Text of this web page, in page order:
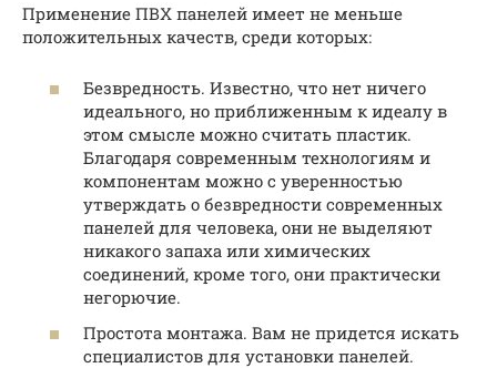
Применение ПВХ панелей имеет не меньше
положительных качеств, среди которых:
Безвредность. Известно, что нет ничего
идеального, но приближенным к идеалу в
этом смысле можно считать пластик.
Благодаря современным технологиям и
компонентам можно с уверенностью
утверждать о безвредности современных
панелей для человека, они не выделяют
никакого запаха или химических
соединений, кроме того, они практически
негорючие.
Простота монтажа. Вам не придется искать
специалистов для установки панелей.